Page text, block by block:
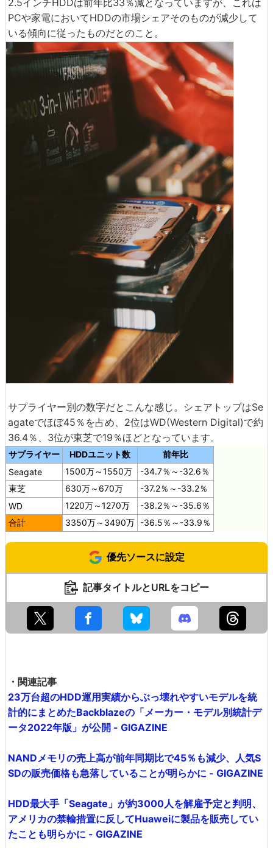
2.5インチHDDは前年比33％減となっていますが、これは
PCや家電においてHDDの市場シェアそのものが減少して
いる傾向に従ったものだとのこと。
サプライヤー別の数字だとこんな感じ。シェアトップはSe
agateでほぼ45％を占め、2位はWD(Western Digital)で約
36.4％、3位が東芝で19％ほどとなっています。
サプライヤー HDDユニット数
前年比
Seagate
1500万～1550万
-34.7％～-32.6％
東芝
630万～670万
-37.2％～-33.2％
WD
1220万～1270万
-38.2％～-35.6％
合計
3350万～3490万 -36.5％～-33.9％
優先ソースに設定
記事タイトルとURLをコピー
・関連記事
23万台超のHDD運用実績からぶっ壊れやすいモデルを統
計的にまとめたBackblazeの「メーカー・モデル別統計デ
ータ2022年版」が公開 - GIGAZINE
NANDメモリの売上高が前年同期比で45％も減少、人気S
SDの販売価格も急落していることが明らかに - GIGAZINE
HDD最大手「Seagate」が約3000人を解雇予定と判明、
アメリカの禁輸措置に反してHuaweiに製品を販売してい
たことも明らかに - GIGAZINE